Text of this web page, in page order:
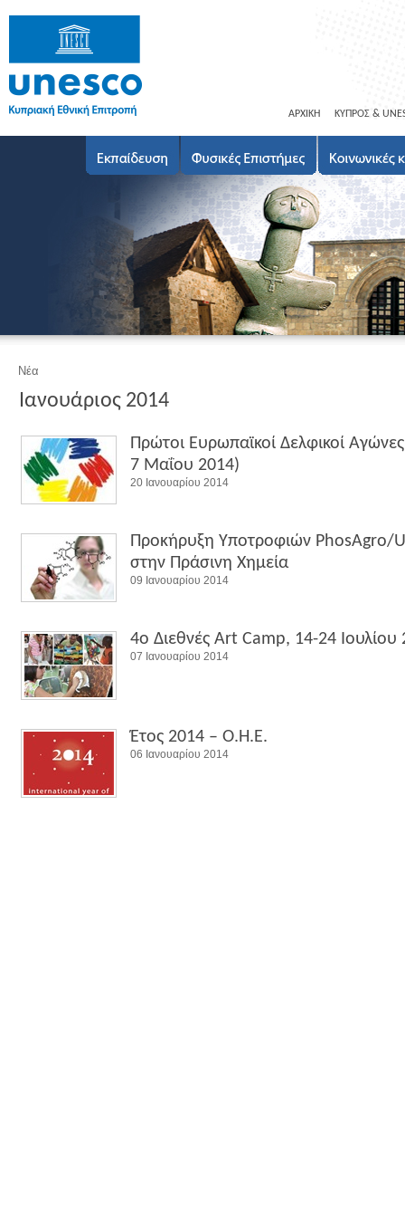
ΑΡΧΙΚΗ ΚΥΠΡΟΣ &
Νέα
Ιανουάριος 2014
Πρώτοι Ευρωπαϊκοί Δελφικοί
7 Μαΐου 2014)
20 Ιανουαρίου 2014
Προκήρυξη Υποτροφιών PhosAgro/
στην Πράσινη Χημεία
09 Ιανουαρίου 2014
4ο Διεθνές Art Camp, 14-24
07 Ιανουαρίου 2014
Έτος 2014 – Ο.Η.Ε.
06 Ιανουαρίου 2014